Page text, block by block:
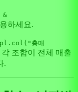
하세요.
총매
조합이 전체 매출
.